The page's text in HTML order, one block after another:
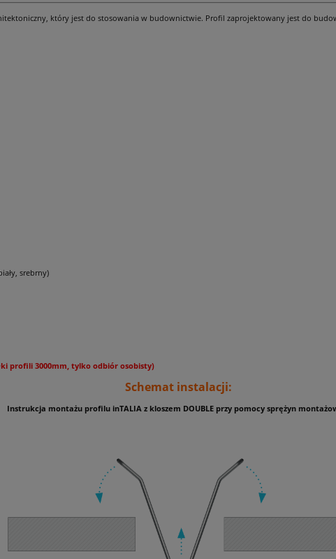
który jest do stosowania w budownictwie. Profil zaprojektowany jest do
srebrny)
profili 3000mm, tylko odbiór osobisty)
Schemat instalacji:
Instrukcja montażu profilu inTALIA z kloszem DOUBLE przy pomocy sprężyn